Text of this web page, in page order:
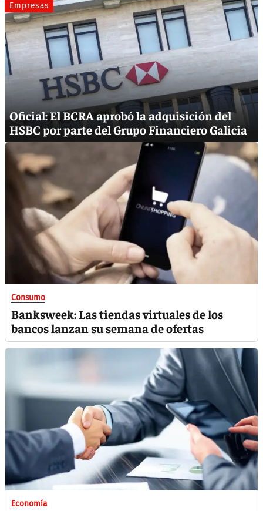
Empresas
Oficial: El BCRA aprobó la adquisición del
HSBC por parte del Grupo Financiero Galicia
Consumo
Banksweek: Las tiendas virtuales de los
bancos lanzan su semana de ofertas
Economía